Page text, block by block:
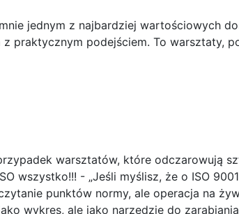
jednym z najbardziej wartościowych
praktycznym podejściem. To warsztaty,
warsztatów, które odczarowują
wszystko!!! - „Jeśli myślisz, że o ISO
punktów normy, ale operacja na
wykres, ale jako narzędzie do